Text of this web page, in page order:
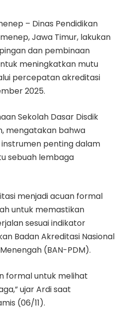
– Dinas Pendidikan
Jawa Timur, lakukan
dan pembinaan
meningkatkan mutu
percepatan akreditasi
2025.
Sekolah Dasar Disdik
mengatakan bahwa
penting dalam
sebuah lembaga
menjadi acuan formal
untuk memastikan
sesuai indikator
Badan Akreditasi Nasional
(BAN-PDM).
formal untuk melihat
ujar Ardi saat
(06/11).